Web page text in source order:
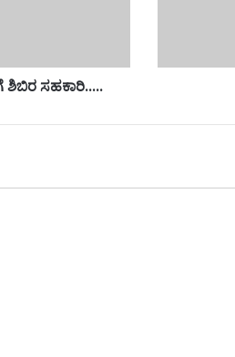
ಶಿಬಿರ ಸಹಕಾರಿ.....